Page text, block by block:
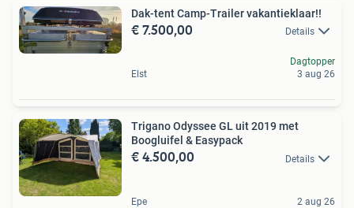
Dak-tent Camp-Trailer vakantieklaar!!
€ 7.500,00 Details
Elst
Dagtopper
3 aug 26
Trigano Odyssee GL uit 2019 met
Boogluifel & Easypack
€ 4.500,00 Details
Epe 2 aug 26